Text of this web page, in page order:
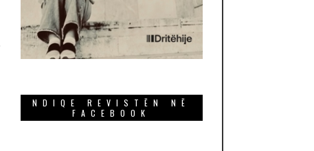
NDIQE REVISTËN NË
FACEBOOK